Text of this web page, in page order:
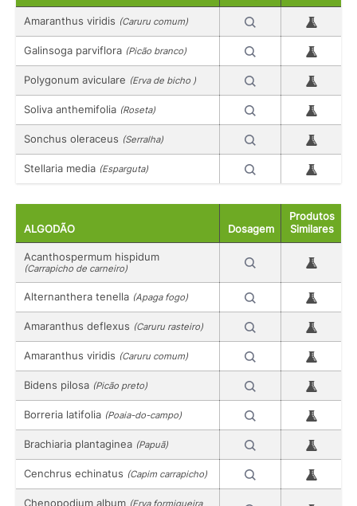
Amaranthus viridis (Caruru comum)
Galinsoga parviflora (Picão branco)
Polygonum aviculare (Erva de bicho )
Soliva anthemifolia (Roseta)
Sonchus oleraceus (Serralha)
Stellaria media (Esparguta)
ALGODÃO Dosagem
Produtos
Similares
Acanthospermum hispidum
(Carrapicho de carneiro)
Alternanthera tenella (Apaga fogo)
Amaranthus deflexus (Caruru rasteiro)
Amaranthus viridis (Caruru comum)
Bidens pilosa (Picão preto)
Borreria latifolia (Poaia-do-campo)
Brachiaria plantaginea (Papuã)
Cenchrus echinatus (Capim carrapicho)
Chenopodium album (Erva formigueira